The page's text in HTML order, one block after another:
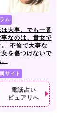
ム
は大事、でも一番
事なのは、貴女で
。 不倫で大事な
女を傷つけないで
サイト
電話占い
ピュアリへ